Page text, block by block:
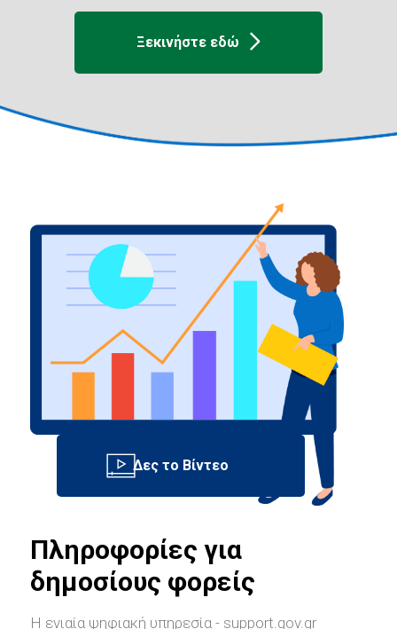
Ξεκινήστε εδώ
Πληροφορίες για
δημοσίους φορείς
Η ενιαία ψηφιακή υπηρεσία - support.gov.gr